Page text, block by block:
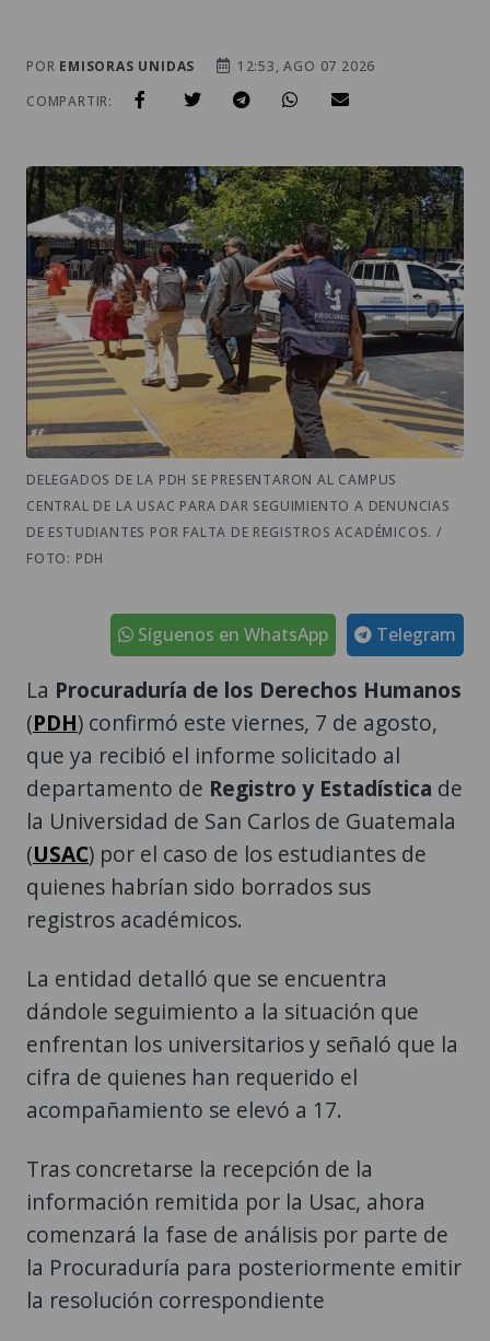
POR EMISORAS UNIDAS
12:53, AGO 07 2026
COMPARTIR:
DELEGADOS DE LA PDH SE PRESENTARON AL CAMPUS
CENTRAL DE LA USAC PARA DAR SEGUIMIENTO A DENUNCIAS
DE ESTUDIANTES POR FALTA DE REGISTROS ACADÉMICOS. /
FOTO: PDH
Telegram
Síguenos en WhatsApp
La Procuraduría de los Derechos Humanos
(PDH) confirmó este viernes, 7 de agosto,
que ya recibió el informe solicitado al
departamento de Registro y Estadística de
la Universidad de San Carlos de Guatemala
(USAC) por el caso de los estudiantes de
quienes habrían sido borrados sus
registros académicos.
La entidad detalló que se encuentra
dándole seguimiento a la situación que
enfrentan los universitarios y señaló que la
cifra de quienes han requerido el
acompañamiento se elevó a 17.
Tras concretarse la recepción de la
información remitida por la Usac, ahora
comenzará la fase de análisis por parte de
la Procuraduría para posteriormente emitir
la resolución correspondiente